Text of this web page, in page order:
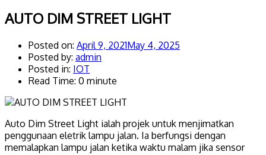
AUTO DIM STREET LIGHT
Posted on: April 9, 2021May 4, 2025
Posted by: admin
Posted in: IOT
Read Time: 0 minute
Auto Dim Street Light ialah projek untuk menjimatkan
penggunaan eletrik lampu jalan. Ia berfungsi dengan
memalapkan lampu jalan ketika waktu malam jika sensor